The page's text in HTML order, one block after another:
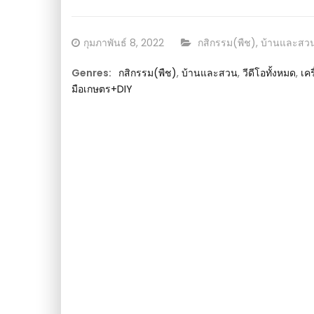
Posted
กุมภาพันธ์ 8, 2022 CATEGORY:
กสิกรรม(พืช), บ้านและสว
Genres: กสิกรรม(พืช), บ้านและสวน, วีดีโอทั้งหมด, เค
มือเกษตร+DIY